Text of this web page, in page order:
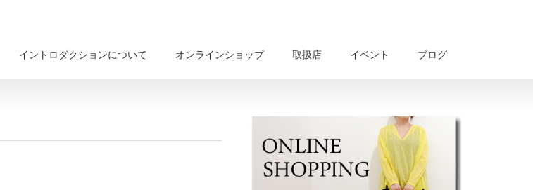
イントロダクションについて オンラインショップ 取扱店 イベント ブログ